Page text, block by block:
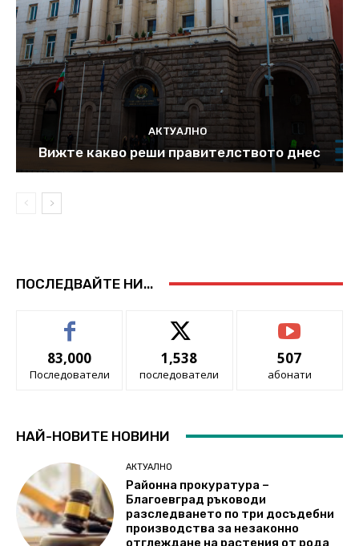
АКТУАЛНО
Вижте какво реши правителството днес
ПОСЛЕДВАЙТЕ НИ...
83,000
Последователи
1,538
последователи
507
абонати
НАЙ-НОВИТЕ НОВИНИ
АКТУАЛНО
Районна прокуратура –
Благоевград ръководи
разследването по три досъдебни
производства за незаконно
отглеждане на растения от рода